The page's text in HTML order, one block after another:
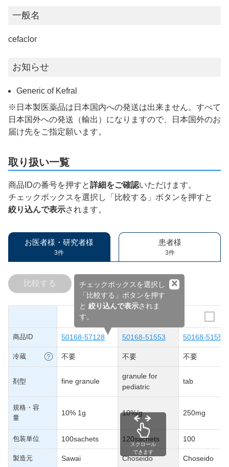
一般名
cefaclor
お知らせ
Generic of Kefral
※日本製医薬品は日本国内への発送は出来ません。すべて
日本国外への発送（輸出）になりますので、日本国外のお
届け先をご指定願います。
取り扱い一覧
商品IDの番号を押すと詳細をご確認いただけます。
チェックボックスを選択し「比較する」ボタンを押すと
絞り込んで表示されます。
お医者様・研究者様
3件
患者様
3件
チェックボックスを選択し
「比較する」ボタンを押す
と 絞り込んで表示されま
す。
×
比較する
商品ID 50168-57128 50168-51553 50168-51552
冷蔵 不要 不要 不要
剤型 fine granule
granule for
pediatric
tab
規格・容
量
10% 1g 10%/g 250mg
包装単位 100sachets 120sachets 100
製造元 Sawai Choseido Choseido
スクロール
できます